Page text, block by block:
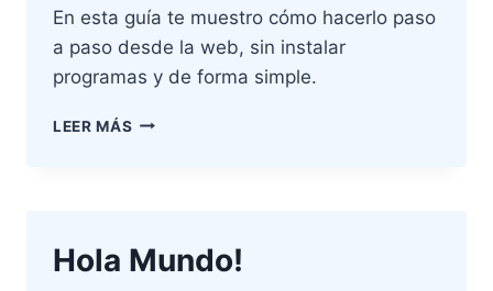
En esta guía te muestro cómo hacerlo paso
a paso desde la web, sin instalar
programas y de forma simple.
LEER MÁS ARCA
Hola Mundo!